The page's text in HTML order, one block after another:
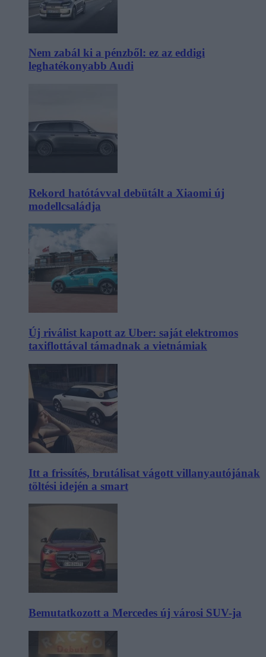
Nem zabál ki a pénzből: ez az eddigi
leghatékonyabb Audi
Rekord hatótávval debütált a Xiaomi új
modellcsaládja
Új riválist kapott az Uber: saját elektromos
taxiflottával támadnak a vietnámiak
Itt a frissítés, brutálisat vágott villanyautójának
töltési idején a smart
Bemutatkozott a Mercedes új városi SUV-ja